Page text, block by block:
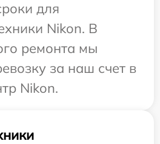
для
Nikon. В
ремонта мы
за наш счет в
Nikon.